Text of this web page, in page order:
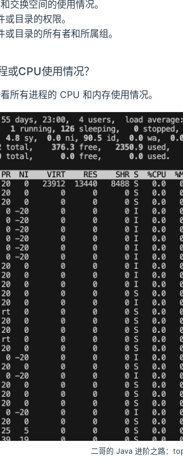
交换空间的使用情况。
或目录的权限。
或目录的所有者和所属组。
或CPU使用情况？
所有进程的 CPU 和内存使用情况。
二哥的 Java 进阶之路：